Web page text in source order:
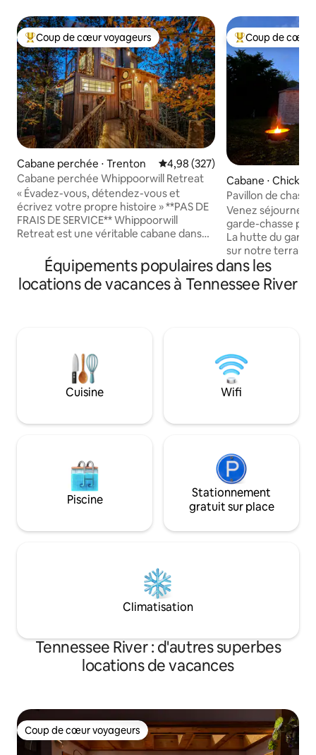
Coups de cœur voyageurs les plus appréciés
Coup de cœur voyageurs
Cabane perchée ⋅ Trenton Évaluation moyenne sur la
4,98 (327)
Cabane perchée Whippoorwill Retreat
« Évadez-vous, détendez-vous et
écrivez votre propre histoire » **PAS DE
FRAIS DE SERVICE** Whippoorwill
Retreat est une véritable cabane dans
cime des arbres à 20 minutes de
Chattanooga. Cette escapade paisible
offre des vues du sol au plafond, un
chouette, Alexa pour la musique et un
lustre. Dormez dans un lit suspendu ou
dans la Canopy Suite, une vue sur les
étoiles vous attend. Écrivez votre conte
Coups de cœur
Coup de cœur
Cabane ⋅
Pavillon de chasse
Venez séjourner
garde-chasse
La hutte du
sur notre terrain
Testez vos
trésor,
l'extérieur
Cottage. Visitez
Chickamauga,
ou détendez-
regardez les
Butterscotch
Équipements populaires dans les
locations de vacances à Tennessee River
Cuisine Wifi
Piscine
Stationnement
gratuit sur place
Climatisation
Tennessee River : d'autres superbes
locations de vacances
Coup de cœur voyageurs
Coup de cœur voyageurs